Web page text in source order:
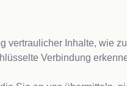
vertraulicher Inhalte, wie
Verbindung